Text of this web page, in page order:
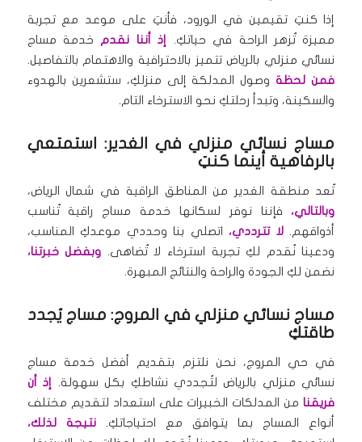
إذا كنتِ تقيمين في الورود، فأنتِ على موعد مع تجربة
مميزة تُزهر الراحة في حياتكِ.
إذ أننا نقدم خدمة مساج
نسائي منزلي بالرياض تتميز بالاحترافية والاهتمام بالتفاصيل.
فمن لحظةوصول المدلكة إلى منزلكِ، ستشعرين بالهدوء
والسكينة، وتبدأ رحلتكِ نحو الاسترخاء التام.
مساج نسائي منزلي في الغدير: استمتعي
بالرفاهية أينما كنتِ
تُعد منطقة الغدير من المناطق الراقية في شمال الرياض،
وبالتالي، فإننا نوفر لسكانها خدمة مساج راقية تُناسب
أذواقهم.لا تترددي، اتصلي بنا وحددي موعدكِ المناسب،
ودعينا نُقدم لكِ تجربة استرخاء لا تُضاهى. وبفضل خبرتنا،
نضمن لكِ الجودة والراحة والنتائج المبهرة.
مساج نسائي منزلي في المروج: مساج يُجدد
طاقتكِ
في حي المروج، نحن نلتزم بتقديم أفضل خدمة مساج
نسائي منزلي بالرياض لتُجددي نشاطكِ بكل سهولة.
إذ أن
فريقنامن المدلكات الخبيرات على استعداد لتقديم مختلف
أنواع المساج بما يتوافق مع احتياجاتكِ.نتيجة لذلك،